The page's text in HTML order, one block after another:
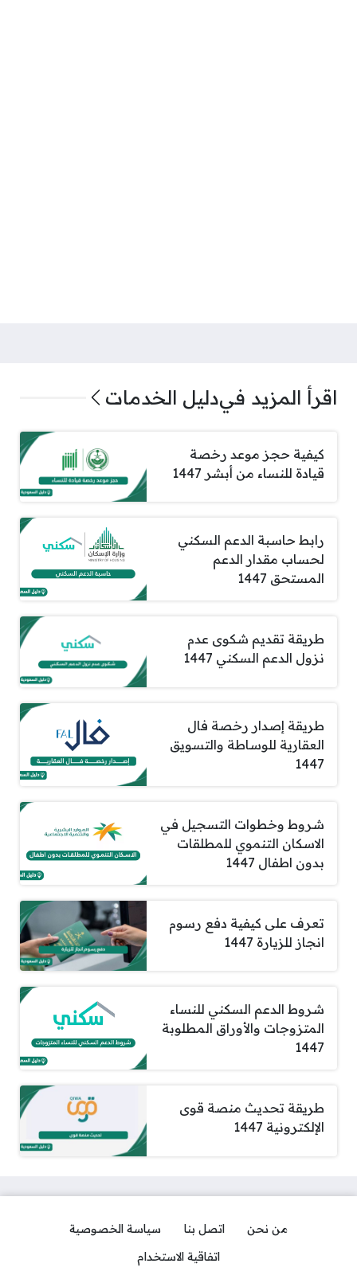
اقرأ المزيد فيدليل الخدمات
كيفية حجز موعد رخصة
قيادة للنساء من أبشر 1447
رابط حاسبة الدعم السكني
لحساب مقدار الدعم
المستحق 1447
طريقة تقديم شكوى عدم
نزول الدعم السكني 1447
طريقة إصدار رخصة فال
العقارية للوساطة والتسويق
1447
شروط وخطوات التسجيل في
الاسكان التنموي للمطلقات
بدون اطفال 1447
تعرف على كيفية دفع رسوم
انجاز للزيارة 1447
شروط الدعم السكني للنساء
المتزوجات والأوراق المطلوبة
1447
طريقة تحديث منصة قوى
الإلكترونية 1447
من نحن اتصل بنا
سياسة الخصوصية
اتفاقية الاستخدام